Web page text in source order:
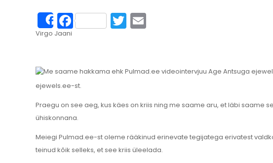
ShareFacebookTwitter
Virgo Jaani
ejewels.ee-st.
Praegu on see aeg, kus käes on kriis ning me saame aru, et läbi saame
ühiskonnana.
Meiegi Pulmad.ee-st oleme rääkinud erinevate tegijatega erivatest
teinud kõik selleks, et see kriis üleelada.